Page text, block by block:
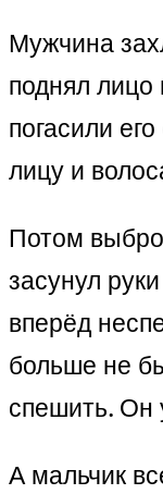
Мужчина
поднял
погасили
лицу и
Потом
засунул
вперёд
больше не
спешить. Он
А мальчик